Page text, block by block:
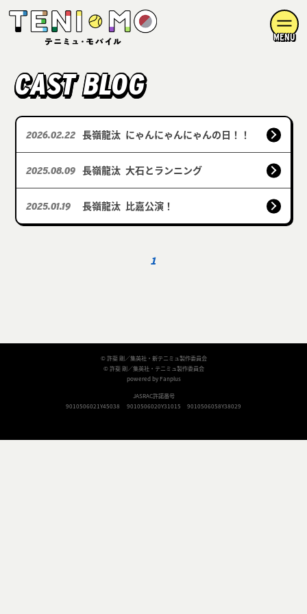
MENU
CAST BLOG
2026.02.22 長嶺龍汰 にゃんにゃんにゃんの日！！
2025.08.09 長嶺龍汰 大石とランニング
2025.01.19 長嶺龍汰 比嘉公演！
1
© 許斐 剛／集英社・新テニミュ製作委員会
© 許斐 剛／集英社・テニミュ製作委員会
powered by Fanplus
JASRAC許諾番号
9010506021Y45038
9010506020Y31015 9010506058Y38029